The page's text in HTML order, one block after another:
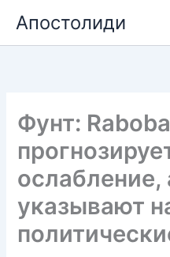
содержимому
Апостолиди
Фунт:
ослабление,
указывают